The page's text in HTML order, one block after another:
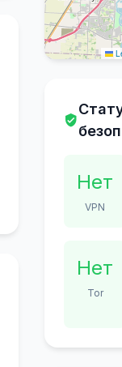
Нет
VPN
Нет
Tor